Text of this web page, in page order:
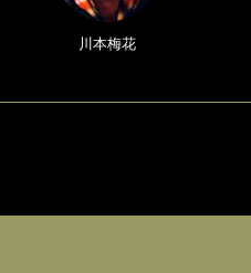
川本梅花